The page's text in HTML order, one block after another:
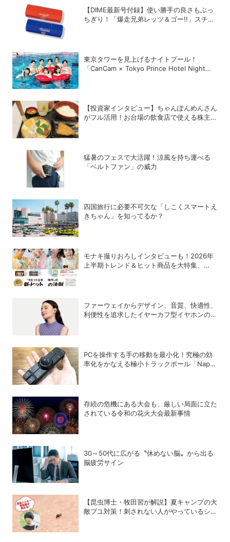
【DIME最新号付録】使い勝手の良さもぶっ
ちぎり！「爆走兄弟レッツ＆ゴー!!」スチー
東京タワーを見上げるナイトプール！
「CanCam × Tokyo Prince Hotel Night
【投資家インタビュー】ちゃんぽんめんさん
がフル活用！お台場の飲食店で使える株主優
猛暑のフェスで大活躍！涼風を持ち運べる
「ベルトファン」の威力
四国旅行に必要不可欠な「しこくスマートえ
きちゃん」を知ってるか？
モナキ撮りおろしインタビューも！2026年
上半期トレンド＆ヒット商品を大特集、
ファーウェイからデザイン、音質、快適性、
利便性を追求したイヤーカフ型イヤホンのフ
PCを操作する手の移動を最小化！究極の効
率化をかなえる極小トラックボール「Nape
存続の危機にある大会も、厳しい局面に立た
されている令和の花火大会最新事情
30～50代に広がる〝休めない脳〟から出る
脳疲労サイン
【昆虫博士・牧田習が解説】夏キャンプの大
敵ブユ対策！刺されない人がやっているシン